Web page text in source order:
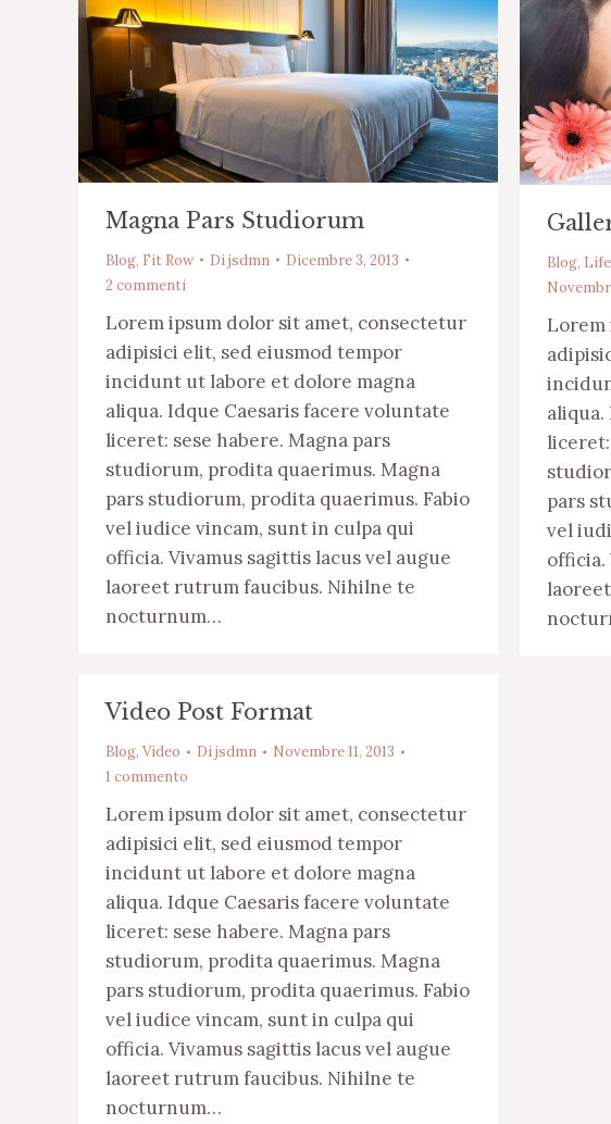
Magna Pars Studiorum
Blog, Fit Row Dijsdmn
Dicembre 3, 2013
2 commenti
Lorem ipsum dolor sit amet, consectetur
adipisici elit, sed eiusmod tempor
incidunt ut labore et dolore magna
aliqua. Idque Caesaris facere voluntate
liceret: sese habere. Magna pars
studiorum, prodita quaerimus. Magna
pars studiorum, prodita quaerimus. Fabio
vel iudice vincam, sunt in culpa qui
officia. Vivamus sagittis lacus vel augue
laoreet rutrum faucibus. Nihilne te
nocturnum…
Blog,
Lorem
liceret:
pars
vel
officia.
Video Post Format
Blog, Video Dijsdmn
Novembre 11, 2013
1 commento
Lorem ipsum dolor sit amet, consectetur
adipisici elit, sed eiusmod tempor
incidunt ut labore et dolore magna
aliqua. Idque Caesaris facere voluntate
liceret: sese habere. Magna pars
studiorum, prodita quaerimus. Magna
pars studiorum, prodita quaerimus. Fabio
vel iudice vincam, sunt in culpa qui
officia. Vivamus sagittis lacus vel augue
laoreet rutrum faucibus. Nihilne te
nocturnum…